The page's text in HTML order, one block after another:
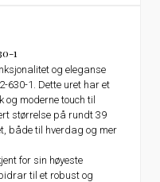
1
og eleganse
630-1. Dette uret har et
moderne touch til
størrelse på rundt 39
både til hverdag og mer
for sin høyeste
til et robust og